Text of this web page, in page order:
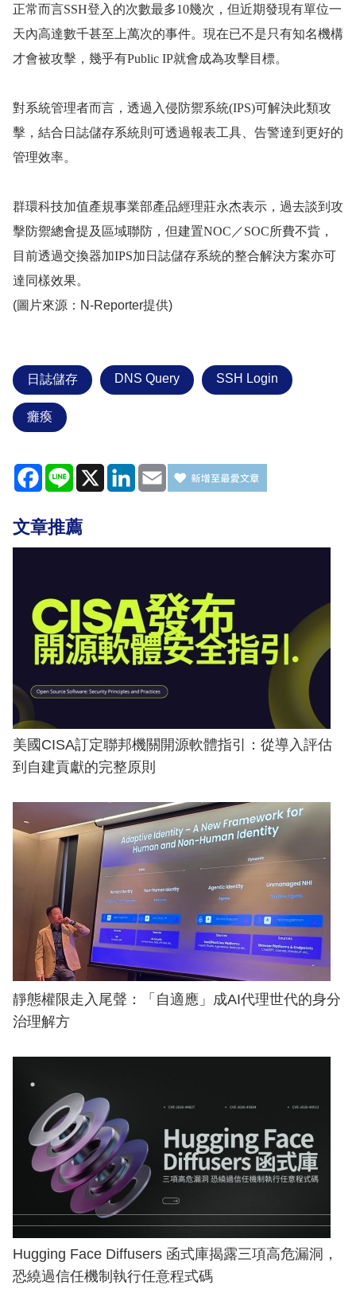
正常而言SSH登入的次數最多10幾次，但近期發現有單位一
天內高達數千甚至上萬次的事件。現在已不是只有知名機構
才會被攻擊，幾乎有Public IP就會成為攻擊目標。
對系統管理者而言，透過入侵防禦系統(IPS)可解決此類攻
擊，結合日誌儲存系統則可透過報表工具、告警達到更好的
管理效率。
群環科技加值產規事業部產品經理莊永杰表示，過去談到攻
擊防禦總會提及區域聯防，但建置NOC ／SOC所費不貲，
目前透過交換器加IPS加日誌儲存系統的整合解決方案亦可
達同樣效果。
(圖片來源：N-Reporter提供)
日誌儲存 DNS Query SSH Login
癱瘓
Facebook
Line X LinkedIn
Email
文章推薦
美國CISA訂定聯邦機關開源軟體指引：從導入評估
到自建貢獻的完整原則
靜態權限走入尾聲：「自適應」成AI代理世代的身分
治理解方
Hugging Face Diffusers 函式庫揭露三項高危漏洞，
恐繞過信任機制執行任意程式碼